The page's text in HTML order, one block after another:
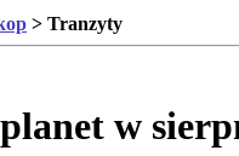
> Tranzyty
w